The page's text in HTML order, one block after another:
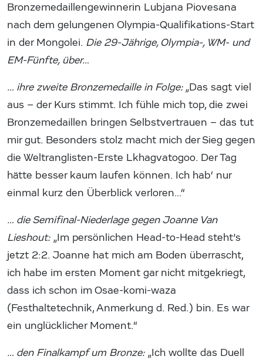
Bronzemedaillengewinnerin Lubjana Piovesana
nach dem gelungenen Olympia-Qualifikations-Start
in der Mongolei. Die 29-Jährige, Olympia-, WM- und
EM-Fünfte, über…
… ihre zweite Bronzemedaille in Folge:„Das sagt viel
aus – der Kurs stimmt. Ich fühle mich top, die zwei
Bronzemedaillen bringen Selbstvertrauen – das tut
mir gut. Besonders stolz macht mich der Sieg gegen
die Weltranglisten-Erste Lkhagvatogoo. Der Tag
hätte besser kaum laufen können. Ich hab‘ nur
einmal kurz den Überblick verloren…“
… die Semifinal-Niederlage gegen Joanne Van
Lieshout: „Im persönlichen Head-to-Head steht’s
jetzt 2:2. Joanne hat mich am Boden überrascht,
ich habe im ersten Moment gar nicht mitgekriegt,
dass ich schon im Osae-komi-waza
(Festhaltetechnik, Anmerkung d. Red.) bin. Es war
ein unglücklicher Moment.“
… den Finalkampf um Bronze: „Ich wollte das Duell